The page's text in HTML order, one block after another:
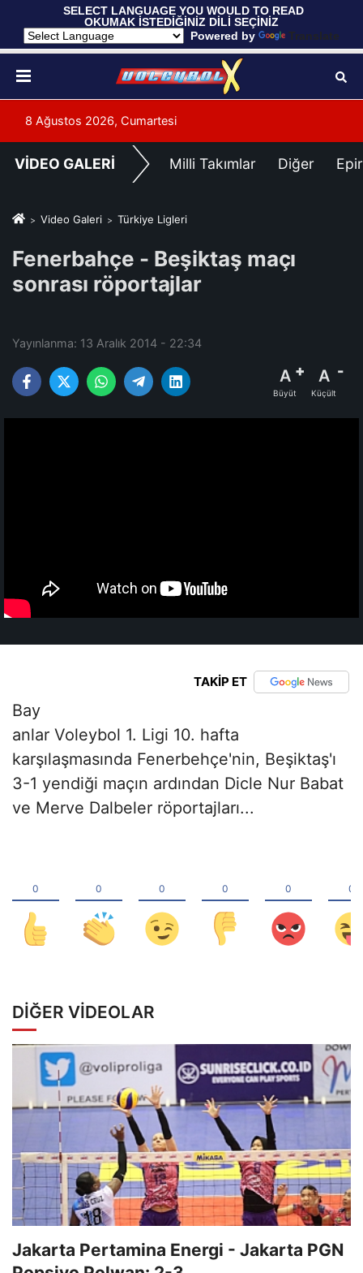
SELECT LANGUAGE YOU WOULD TO READ
OKUMAK İSTEDİĞİNİZ DİLİ SEÇİNİZ
Powered by
Translate
8 Ağustos 2026, Cumartesi
VİDEO GALERİ Milli Takımlar Diğer
Video Galeri Türkiye Ligleri
Fenerbahçe - Beşiktaş maçı
sonrası röportajlar
Yayınlanma: 13 Aralık 2014 - 22:34
A
Büyüt
A
Küçült
TAKİP ET
Bay
anlar Voleybol 1. Ligi 10. hafta
karşılaşmasında Fenerbehçe'nin, Beşiktaş'ı
3-1 yendiği maçın ardından Dicle Nur Babat
ve Merve Dalbeler röportajları...
DIĞER VIDEOLAR
Jakarta Pertamina Energi - Jakarta PGN